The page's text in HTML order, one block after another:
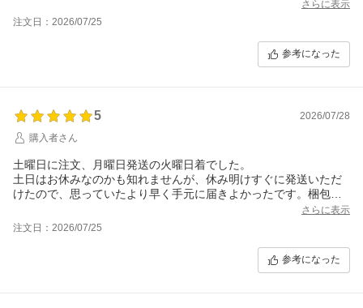
さらに表示
注文日：2026/07/25
参考になった
5
2026/07/28
購入者さん
土曜日に注文、月曜日発送の火曜日着でした。
土日はお休みなのかも知れませんが、休み明けすぐに発送いただ
けたので、思っていたより早く手元に届きよかったです。梱包も
さらに表示
注文日：2026/07/25
参考になった